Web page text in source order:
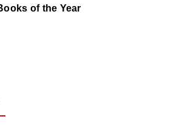
of the Year